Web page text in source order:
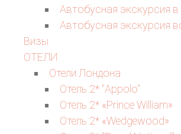
Автобусная экскурсия
Автобусная экскурсия
Визы
ОТЕЛИ
Отели Лондона
Отель 2* "Appolo"
Отель 2* «Prince William»
Отель 2* «Wedgewood»